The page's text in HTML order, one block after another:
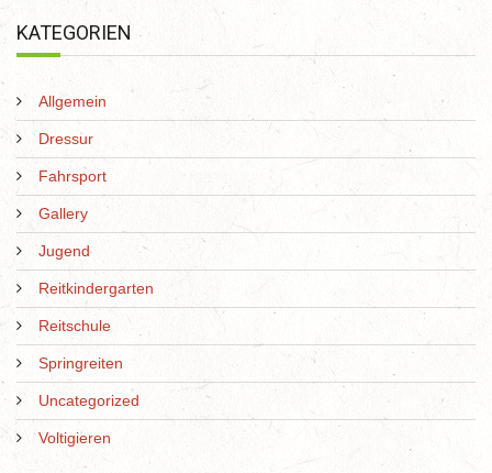
KATEGORIEN
Allgemein
Dressur
Fahrsport
Gallery
Jugend
Reitkindergarten
Reitschule
Springreiten
Uncategorized
Voltigieren